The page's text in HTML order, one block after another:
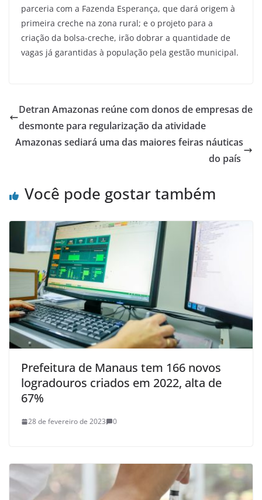
parceria com a Fazenda Esperança, que dará origem à
primeira creche na zona rural; e o projeto para a
criação da bolsa-creche, irão dobrar a quantidade de
vagas já garantidas à população pela gestão municipal.
Detran Amazonas reúne com donos de empresas de
desmonte para regularização da atividade
Amazonas sediará uma das maiores feiras náuticas
do país
Você pode gostar também
Prefeitura de Manaus tem 166 novos
logradouros criados em 2022, alta de
67%
28 de fevereiro de 2023 0